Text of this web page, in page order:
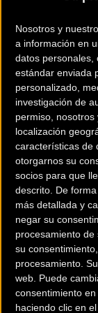
Nosotros y
a información en
datos personales,
estándar enviada
personalizado,
investigación de
permiso,
localización
características de
otorgarnos su
socios para que
descrito. De
más detallada y
negar su
procesamiento
su
procesamiento.
web. Puede
consentimiento
haciendo clic en
mundo de las
que serán los
“Siempre
de
cicloturismo.
con muchos
van a
trabajado
edición sea
una
cicloturistas”
prueba a solo
La